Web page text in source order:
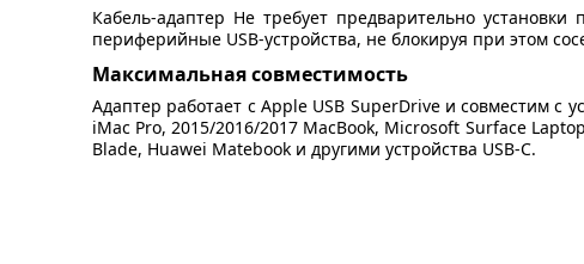
Кабель-адаптер Не требует предварительно
периферийные USB-устройства, не блокируя при этом
Максимальная совместимость
Адаптер работает с Apple USB SuperDrive и совместим с
iMac Pro, 2015/2016/2017 MacBook, Microsoft Surface
Blade, Huawei Matebook и другими устройства USB-C.